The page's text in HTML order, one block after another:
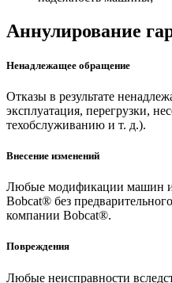
Аннулирование
Ненадлежащее обращение
Отказы в результате
эксплуатация, перегрузки,
техобслуживанию и т. д.).
Внесение изменений
Любые модификации машин и
Bobcat® без
компании Bobcat®.
Повреждения
Любые неисправности